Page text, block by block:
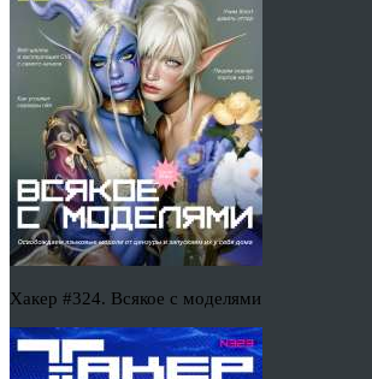
Хакер #324. Всякое с моделями